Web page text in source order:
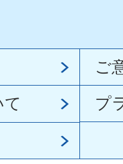
ご
プ